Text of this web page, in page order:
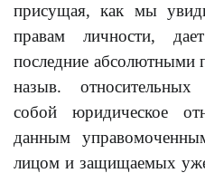
присущая, как мы
правам личности,
последние абсолютными
назыв.
собой юридическое
данным
лицом и защищаемых